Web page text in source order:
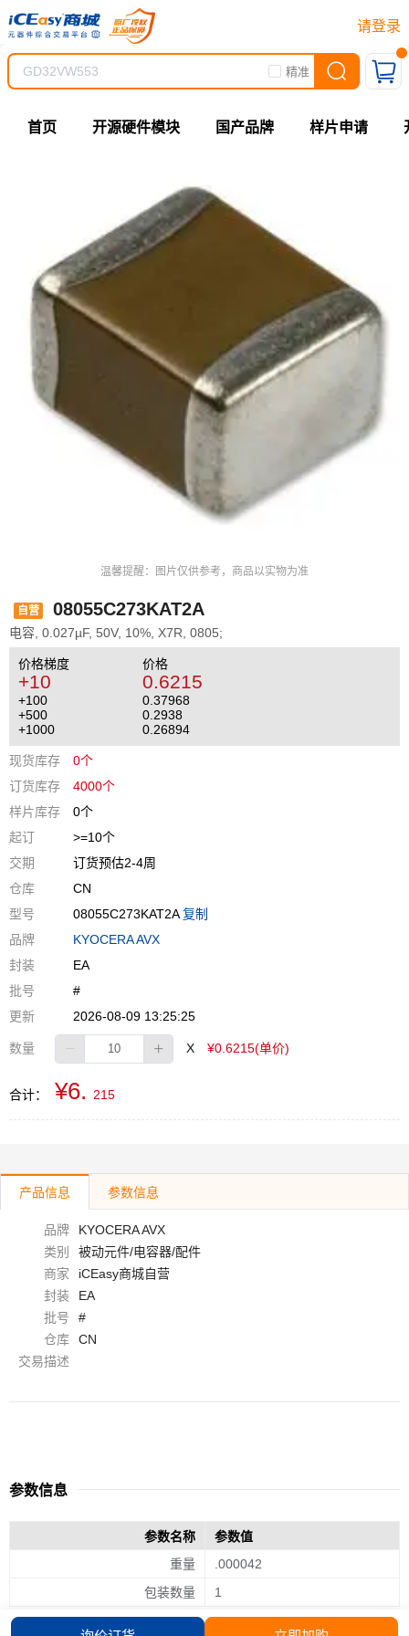
请登录
精准
首页 开源硬件模块 国产品牌 样片申请
温馨提醒：图片仅供参考，商品以实物为准
自营 08055C273KAT2A
电容, 0.027µF, 50V, 10%, X7R, 0805;
价格梯度 价格
+10 0.6215
+100
0.37968
+500
0.2938
+1000
0.26894
现货库存
0个
订货库存
4000个
样片库存
0个
起订
>=10个
交期
订货预估2-4周
仓库
CN
型号
08055C273KAT2A复制
品牌
KYOCERA AVX
封装
EA
批号
#
更新
2026-08-09 13:25:25
数量 X ¥0.6215(单价)
合计： ¥6. 215
产品信息 参数信息
品牌
KYOCERA AVX
类别
被动元件/电容器/配件
商家
iCEasy商城自营
封装
EA
批号
#
仓库
CN
交易描述
参数信息
参数名称
参数值
重量
.000042
包装数量
1